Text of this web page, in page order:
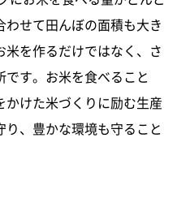
わせて田んぼの面積も大き
米を作るだけではなく、さ
です。お米を食べること
かけた米づくりに励む生産
、豊かな環境も守ること